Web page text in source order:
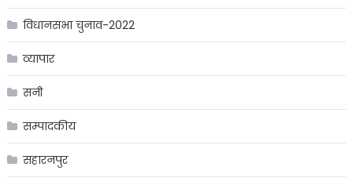
विधानसभा चुनाव-2022
व्यापार
सनी
सम्पादकीय
सहारनपुर